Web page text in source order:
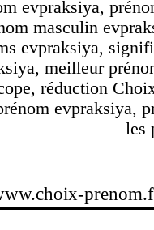
evpraksiya,
masculin
evpraksiya,
meilleur
réduction
evpraksiya,
les